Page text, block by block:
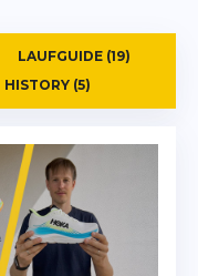
LAUFGUIDE (19)
HISTORY (5)